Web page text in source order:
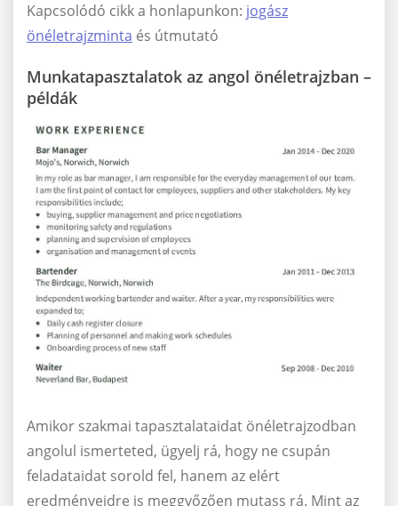
Kapcsolódó cikk a honlapunkon: jogász
önéletrajzminta és útmutató
Munkatapasztalatok az angol önéletrajzban –
példák
Amikor szakmai tapasztalataidat önéletrajzodban
angolul ismerteted, ügyelj rá, hogy ne csupán
feladataidat sorold fel, hanem az elért
eredményeidre is meggyőzően mutass rá. Mint az